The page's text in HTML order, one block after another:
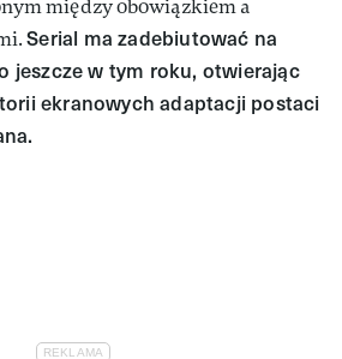
między obowiązkiem a
Serial ma zadebiutować na
jeszcze w tym roku, otwierając
ekranowych adaptacji postaci